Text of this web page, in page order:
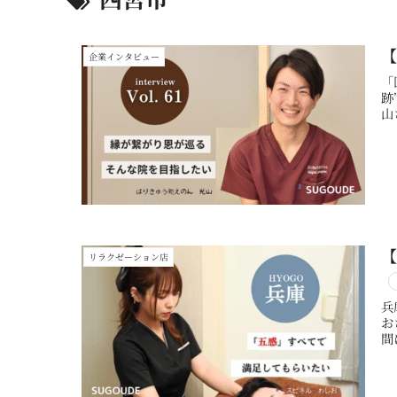
企業インタビュー
リラクゼーション店